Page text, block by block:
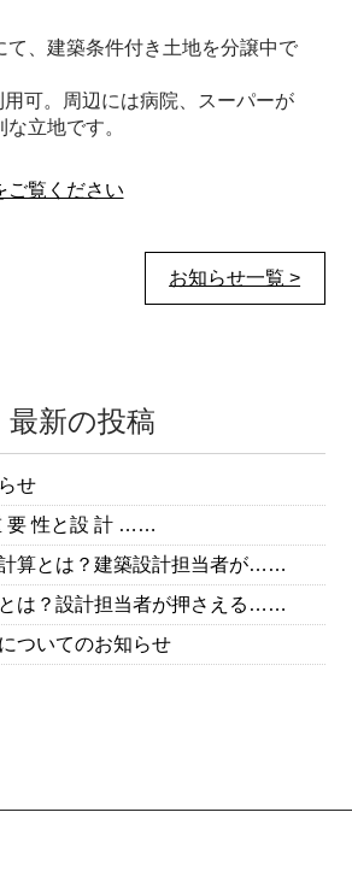
て、建築条件付き土地を分譲中で
可。周辺には病院、スーパーが
立地です。
ご覧ください
お知らせ一覧 >
最新の投稿
せ
要 性と設 計 ……
算とは？建築設計担当者が……
は？設計担当者が押さえる……
ついてのお知らせ